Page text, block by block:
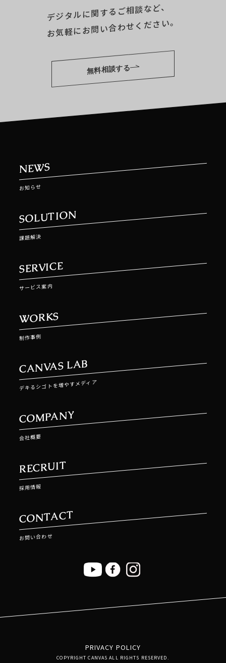
デジタルに関するご相談など、
お気軽にお問い合わせください。
無料相談する
NEWS
お知らせ
SOLUTION
課題解決
SERVICE
サービス案内
WORKS
制作事例
CANVAS LAB
デキるシゴトを増やすメディア
COMPANY
会社概要
RECRUIT
採用情報
CONTACT
お問い合わせ
PRIVACY POLICY
COPYRIGHT CANVAS ALL RIGHTS RESERVED.